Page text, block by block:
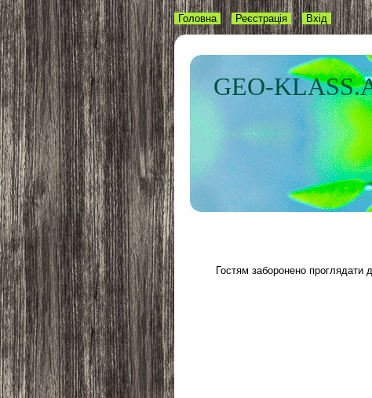
GEO-
Головна Реєстрація Вхід
Гостям заборонено проглядати